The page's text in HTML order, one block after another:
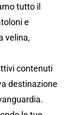
tutto il
e
velina,
contenuti
destinazione